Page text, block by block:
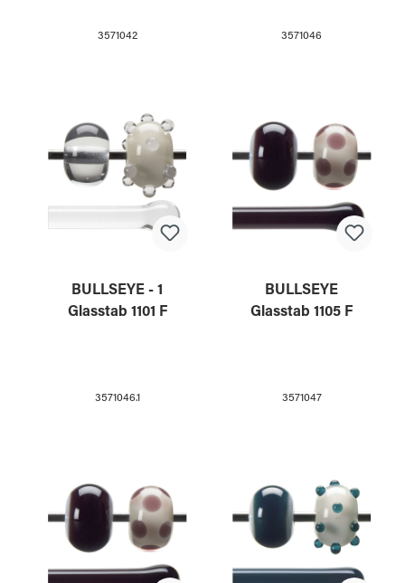
3571042 3571046
BULLSEYE - 1
Glasstab 1101 F
3571046.1
BULLSEYE
Glasstab 1105 F
3571047